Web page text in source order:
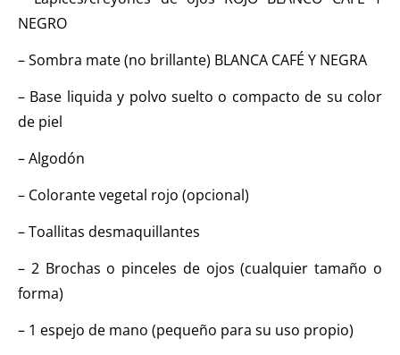
NEGRO
– Sombra mate (no brillante) BLANCA CAFÉ Y NEGRA
– Base liquida y polvo suelto o compacto de su color
de piel
– Algodón
– Colorante vegetal rojo (opcional)
– Toallitas desmaquillantes
– 2 Brochas o pinceles de ojos (cualquier tamaño o
forma)
– 1 espejo de mano (pequeño para su uso propio)